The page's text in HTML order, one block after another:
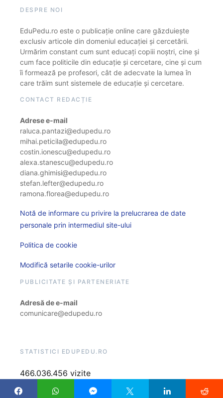
DESPRE NOI
EduPedu.ro este o publicație online care găzduiește
exclusiv articole din domeniul educației și cercetării.
Urmărim constant cum sunt educați copiii noștri, cine și
cum face politicile din educație și cercetare, cine și cum
îi formează pe profesori, cât de adecvate la lumea în
care trăim sunt sistemele de educație și cercetare.
CONTACT REDACȚIE
Adrese e-mail
raluca.pantazi@edupedu.ro
mihai.peticila@edupedu.ro
costin.ionescu@edupedu.ro
alexa.stanescu@edupedu.ro
diana.ghimisi@edupedu.ro
stefan.lefter@edupedu.ro
ramona.florea@edupedu.ro
Notă de informare cu privire la prelucrarea de date
personale prin intermediul site-ului
Politica de cookie
Modifică setarile cookie-urilor
PUBLICITATE ȘI PARTENERIATE
Adresă de e-mail
comunicare@edupedu.ro
STATISTICI EDUPEDU.RO
466.036.456 vizite